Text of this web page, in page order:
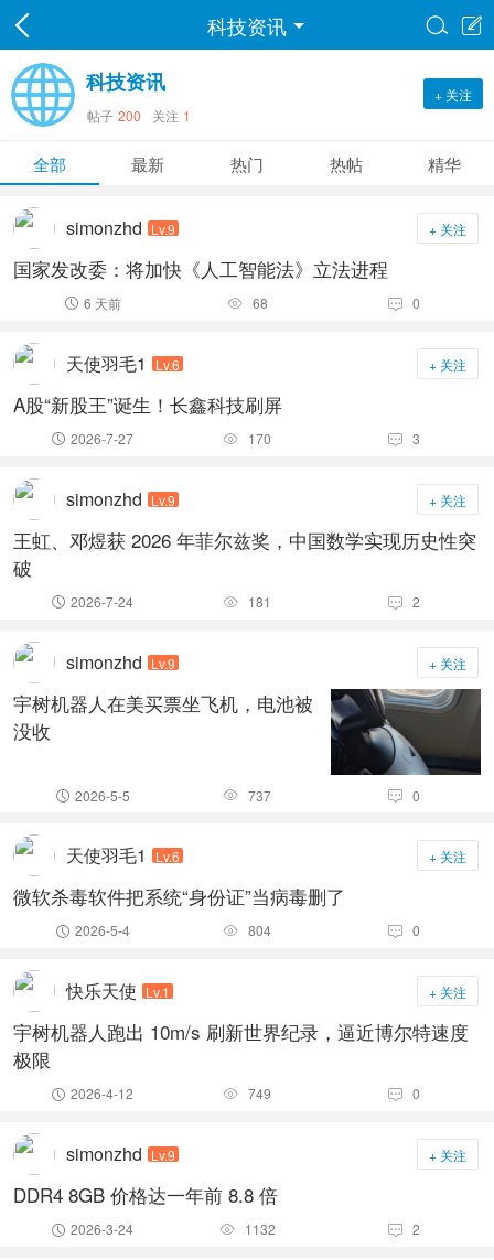
科技资讯 

科技资讯
帖子 200 关注 1
+ 关注
全部 最新 热门 热帖 精华
simonzhd Lv.9 + 关注
国家发改委：将加快《人工智能法》立法进程
 6 天前  68  0
天使羽毛1 Lv.6 + 关注
A股“新股王”诞生！长鑫科技刷屏
 2026-7-27  170  3
simonzhd Lv.9 + 关注
王虹、邓煜获 2026 年菲尔兹奖，中国数学实现历史性突
破
 2026-7-24  181  2
simonzhd Lv.9 + 关注
宇树机器人在美买票坐飞机，电池被
没收
 2026-5-5  737  0
天使羽毛1 Lv.6 + 关注
微软杀毒软件把系统“身份证”当病毒删了
 2026-5-4  804  0
快乐天使 Lv.1 + 关注
宇树机器人跑出 10m/s 刷新世界纪录，逼近博尔特速度
极限
 2026-4-12  749  0
simonzhd Lv.9 + 关注
DDR4 8GB 价格达一年前 8.8 倍
 2026-3-24  1132  2